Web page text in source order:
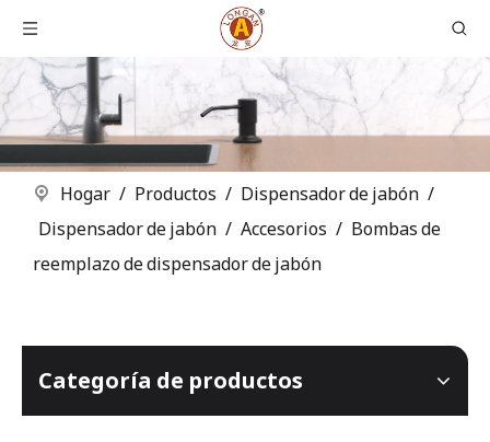
Hogar / Productos / Dispensador de jabón /
Dispensador de jabón / Accesorios / Bombas de
reemplazo de dispensador de jabón
Categoría de productos